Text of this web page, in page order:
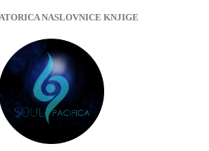
NASLOVNICE KNJIGE